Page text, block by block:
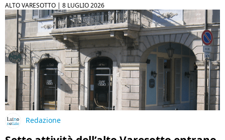
ALTO VARESOTTO | 8 LUGLIO 2026
Redazione